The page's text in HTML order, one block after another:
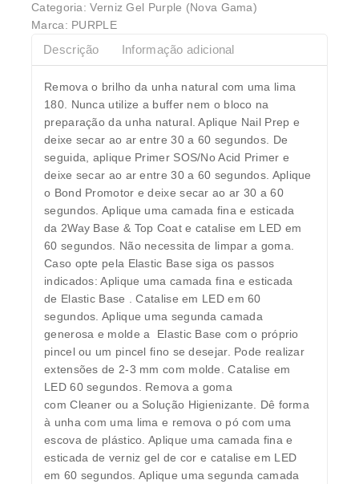
Categoria:Verniz Gel Purple (Nova Gama)
Marca: PURPLE
Descrição Informação adicional
Remova o brilho da unha natural com uma lima
180. Nunca utilize a buffer nem o bloco na
preparação da unha natural. Aplique Nail Prep e
deixe secar ao ar entre 30 a 60 segundos. De
seguida, aplique Primer SOS/No Acid Primer e
deixe secar ao ar entre 30 a 60 segundos. Aplique
o Bond Promotor e deixe secar ao ar 30 a 60
segundos. Aplique uma camada fina e esticada
da 2Way Base & Top Coat e catalise em LED em
60 segundos. Não necessita de limpar a goma.
Caso opte pela Elastic Base siga os passos
indicados: Aplique uma camada fina e esticada
de Elastic Base . Catalise em LED em 60
segundos. Aplique uma segunda camada
generosa e molde a Elastic Base com o próprio
pincel ou um pincel fino se desejar. Pode realizar
extensões de 2-3 mm com molde. Catalise em
LED 60 segundos. Remova a goma
com Cleaner ou a Solução Higienizante. Dê forma
à unha com uma lima e remova o pó com uma
escova de plástico. Aplique uma camada fina e
esticada de verniz gel de cor e catalise em LED
em 60 segundos. Aplique uma segunda camada